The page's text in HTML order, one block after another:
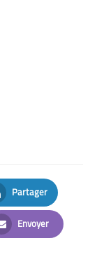
Partager
LinkedIn
Envoyer
Email